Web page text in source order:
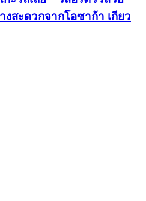
งสะดวกจากโอซาก้า เกียว